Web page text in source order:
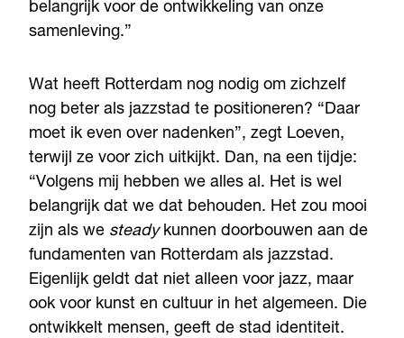
belangrijk voor de ontwikkeling van onze
samenleving.”
Wat heeft Rotterdam nog nodig om zichzelf
nog beter als jazzstad te positioneren? “Daar
moet ik even over nadenken”, zegt Loeven,
terwijl ze voor zich uitkijkt. Dan, na een tijdje:
“Volgens mij hebben we alles al. Het is wel
belangrijk dat we dat behouden. Het zou mooi
zijn als we steady kunnen doorbouwen aan de
fundamenten van Rotterdam als jazzstad.
Eigenlijk geldt dat niet alleen voor jazz, maar
ook voor kunst en cultuur in het algemeen. Die
ontwikkelt mensen, geeft de stad identiteit.